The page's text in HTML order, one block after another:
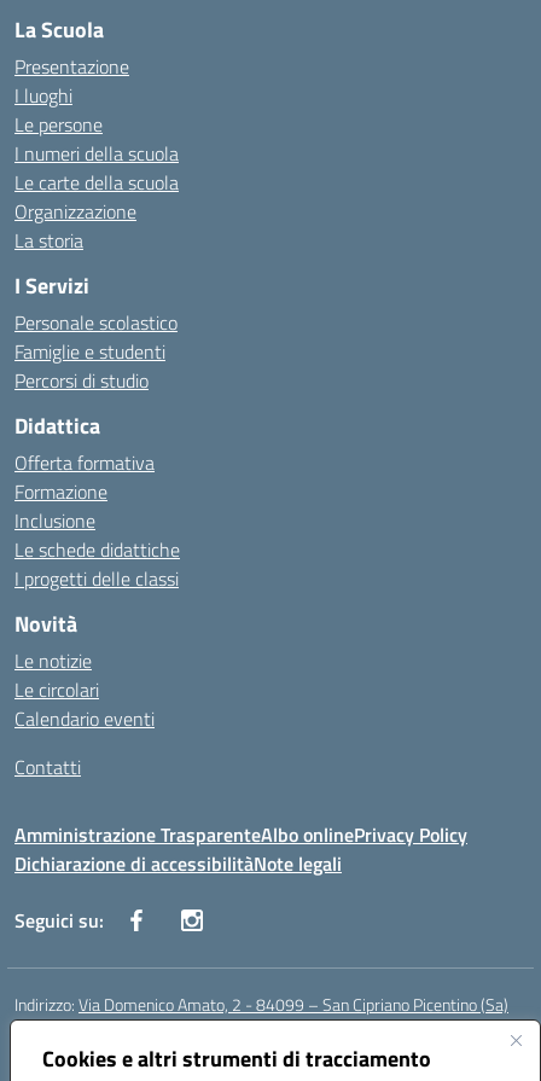
Cookies e altri strumenti di tracciamento
La Scuola
Presentazione
I luoghi
Le persone
I numeri della scuola
Le carte della scuola
Organizzazione
La storia
I Servizi
Personale scolastico
Famiglie e studenti
Percorsi di studio
Didattica
Offerta formativa
Formazione
Inclusione
Le schede didattiche
I progetti delle classi
Novità
Le notizie
Le circolari
Calendario eventi
Contatti
Amministrazione TrasparenteAlbo onlinePrivacy Policy
Dichiarazione di accessibilitàNote legali
Seguici su:
Indirizzo:Via Domenico Amato, 2 - 84099 – San Cipriano Picentino (Sa)
Centralino:
Posta elettronica certificata (PEC):saic87700c@pec.istruzione.it